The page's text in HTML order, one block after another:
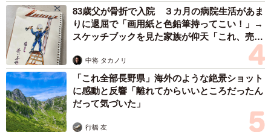
83歳父が骨折で入院 ３カ月の病院生活があま
りに退屈で「画用紙と色鉛筆持ってこい！」→
スケッチブックを見た家族が仰天「これ、売れ
中将 タカノリ
「これ全部長野県」海外のような絶景ショット
に感動と反響「離れてからいいところだったん
だって気づいた」
行橋 友